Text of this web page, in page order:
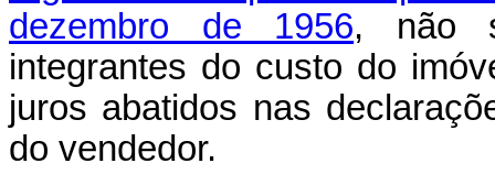
dezembro de 1956, não
integrantes do custo do
juros abatidos nas
do vendedor.